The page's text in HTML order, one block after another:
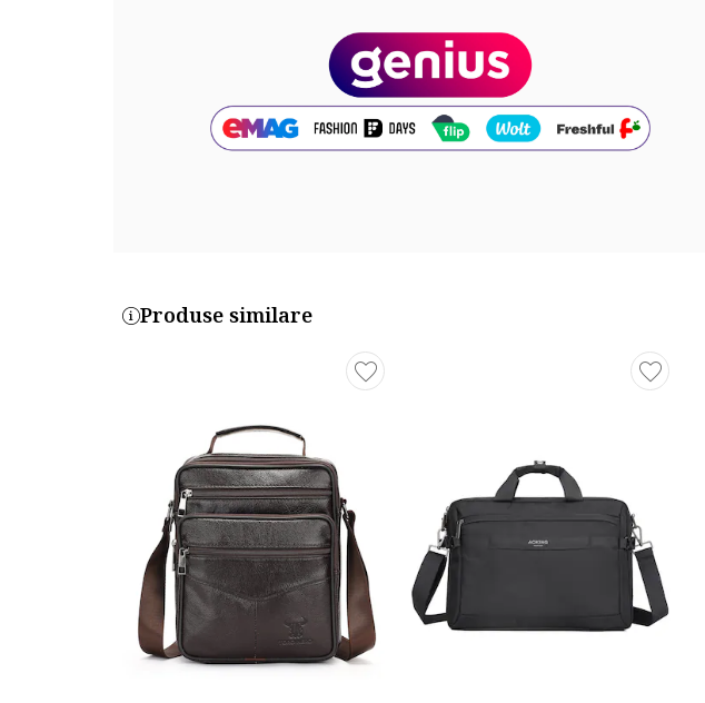
Detalii: 1 compartiment in interior pentru telefon
Linie Brand: toro noro
Lungime drop bareta: lungime(81-150 cm)
2123752-9_228899
Part number key:
DVCYYTMBM
Produse similare